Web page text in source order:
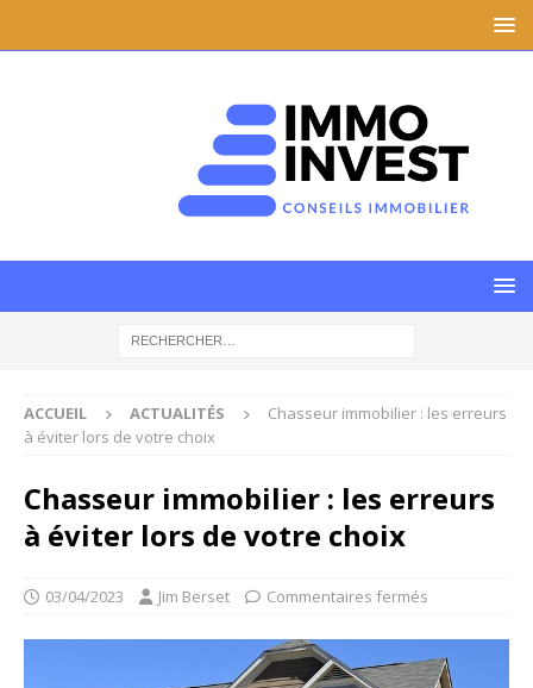
ACCUEIL ACTUALITÉS
Chasseur immobilier : les erreurs
à éviter lors de votre choix
Chasseur immobilier : les erreurs
à éviter lors de votre choix
03/04/2023 Jim Berset Commentaires fermés